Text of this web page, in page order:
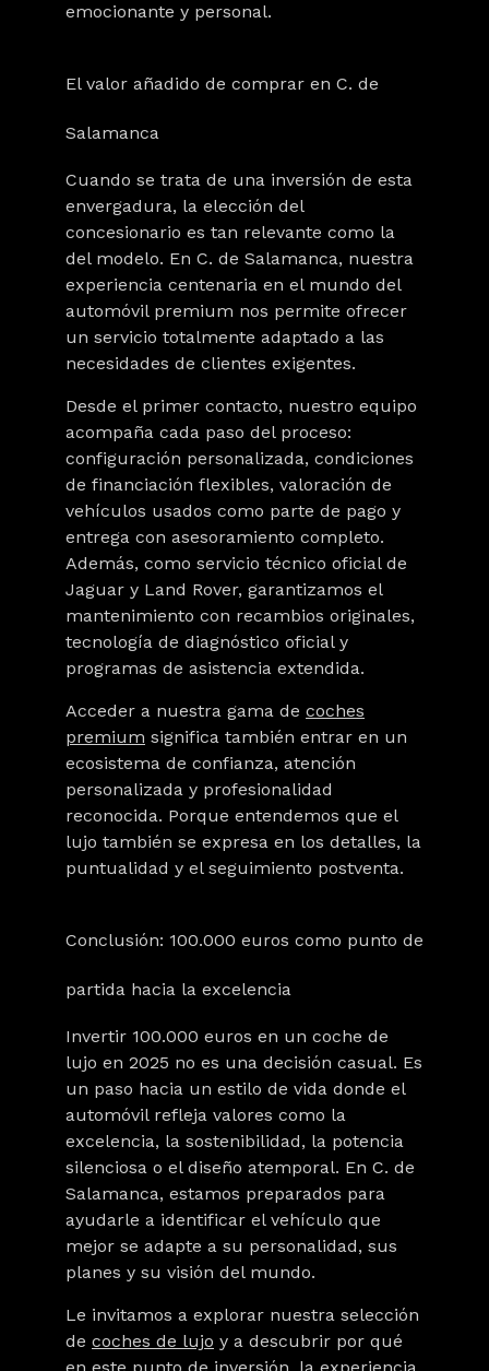
emocionante y personal.
El valor añadido de comprar en C. de
Salamanca
Cuando se trata de una inversión de esta
envergadura, la elección del
concesionario es tan relevante como la
del modelo. En C. de Salamanca, nuestra
experiencia centenaria en el mundo del
automóvil premium nos permite ofrecer
un servicio totalmente adaptado a las
necesidades de clientes exigentes.
Desde el primer contacto, nuestro equipo
acompaña cada paso del proceso:
configuración personalizada, condiciones
de financiación flexibles, valoración de
vehículos usados como parte de pago y
entrega con asesoramiento completo.
Además, como servicio técnico oficial de
Jaguar y Land Rover, garantizamos el
mantenimiento con recambios originales,
tecnología de diagnóstico oficial y
programas de asistencia extendida.
Acceder a nuestra gama de coches
premium significa también entrar en un
ecosistema de confianza, atención
personalizada y profesionalidad
reconocida. Porque entendemos que el
lujo también se expresa en los detalles, la
puntualidad y el seguimiento postventa.
Conclusión: 100.000 euros como punto de
partida hacia la excelencia
Invertir 100.000 euros en un coche de
lujo en 2025 no es una decisión casual. Es
un paso hacia un estilo de vida donde el
automóvil refleja valores como la
excelencia, la sostenibilidad, la potencia
silenciosa o el diseño atemporal. En C. de
Salamanca, estamos preparados para
ayudarle a identificar el vehículo que
mejor se adapte a su personalidad, sus
planes y su visión del mundo.
Le invitamos a explorar nuestra selección
de coches de lujo y a descubrir por qué